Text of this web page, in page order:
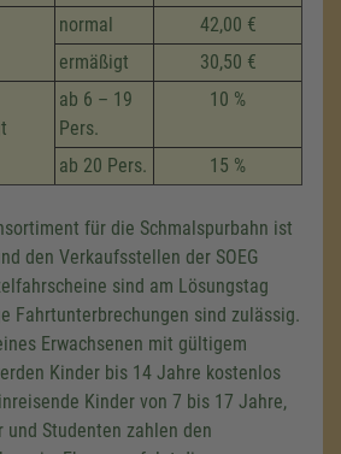
normal
42,00 €
ermäßigt
30,50 €
ab 6 – 19
Pers.
10 %
ab 20 Pers. 15 %
für die Schmalspurbahn ist
den Verkaufsstellen der SOEG
sind am Lösungstag
Fahrtunterbrechungen sind zulässig.
Erwachsenen mit gültigem
Kinder bis 14 Jahre kostenlos
Kinder von 7 bis 17 Jahre,
und Studenten zahlen den